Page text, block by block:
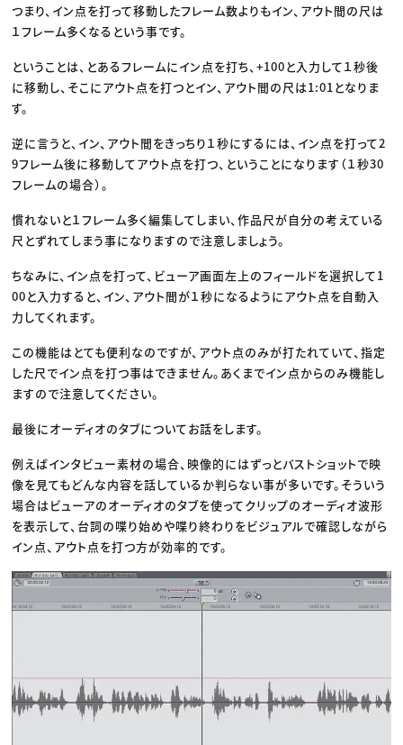
つまり、イン点を打って移動したフレーム数よりもイン、アウト間の尺は
１フレーム多くなるという事です。
ということは、とあるフレームにイン点を打ち、+100と入力して１秒後
に移動し、そこにアウト点を打つとイン、アウト間の尺は1:01となりま
す。
逆に言うと、イン、アウト間をきっちり１秒にするには、イン点を打って2
9フレーム後に移動してアウト点を打つ、ということになります（１秒30
フレームの場合）。
慣れないと１フレーム多く編集してしまい、作品尺が自分の考えている
尺とずれてしまう事になりますので注意しましょう。
ちなみに、イン点を打って、ビューア画面左上のフィールドを選択して1
00と入力すると、イン、アウト間が１秒になるようにアウト点を自動入
力してくれます。
この機能はとても便利なのですが、アウト点のみが打たれていて、指定
した尺でイン点を打つ事はできません。あくまでイン点からのみ機能し
ますので注意してください。
最後にオーディオのタブについてお話をします。
例えばインタビュー素材の場合、映像的にはずっとバストショットで映
像を見てもどんな内容を話しているか判らない事が多いです。そういう
場合はビューアのオーディオのタブを使ってクリップのオーディオ波形
を表示して、台詞の喋り始めや喋り終わりをビジュアルで確認しながら
イン点、アウト点を打つ方が効率的です。